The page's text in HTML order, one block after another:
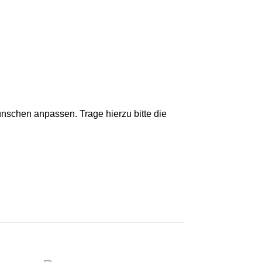
anpassen. Trage hierzu bitte die